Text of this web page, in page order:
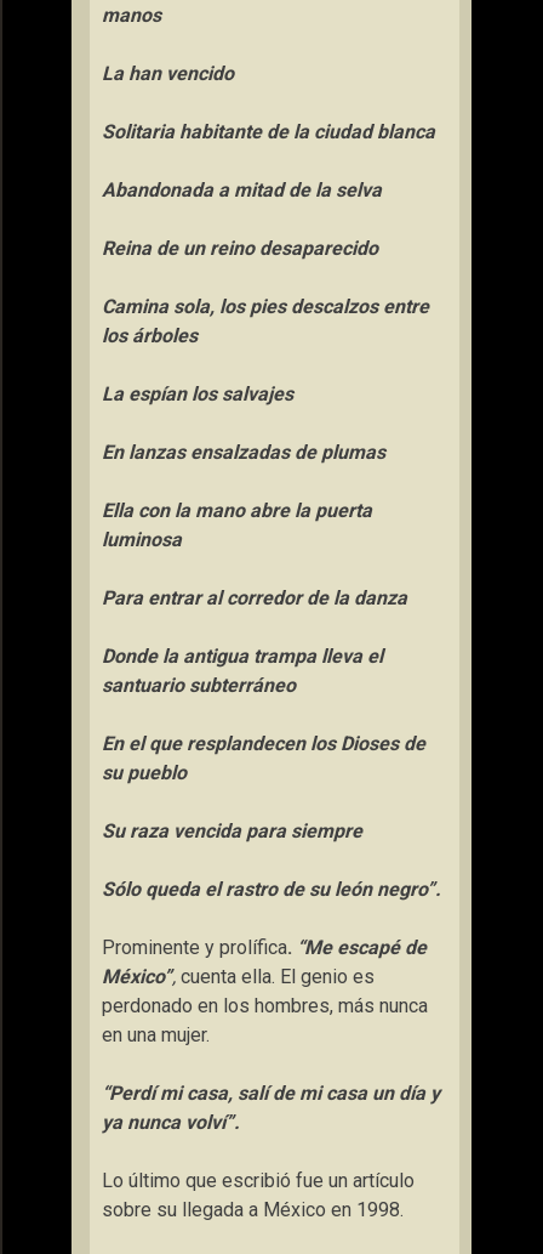
manos
La han vencido
Solitaria habitante de la ciudad blanca
Abandonada a mitad de la selva
Reina de un reino desaparecido
Camina sola, los pies descalzos entre
los árboles
La espían los salvajes
En lanzas ensalzadas de plumas
Ella con la mano abre la puerta
luminosa
Para entrar al corredor de la danza
Donde la antigua trampa lleva el
santuario subterráneo
En el que resplandecen los Dioses de
su pueblo
Su raza vencida para siempre
Sólo queda el rastro de su león negro”.
Prominente y prolífica. “Me escapé de
México”, cuenta ella. El genio es
perdonado en los hombres, más nunca
en una mujer.
“Perdí mi casa, salí de mi casa un día y
ya nunca volví”.
Lo último que escribió fue un artículo
sobre su llegada a México en 1998.